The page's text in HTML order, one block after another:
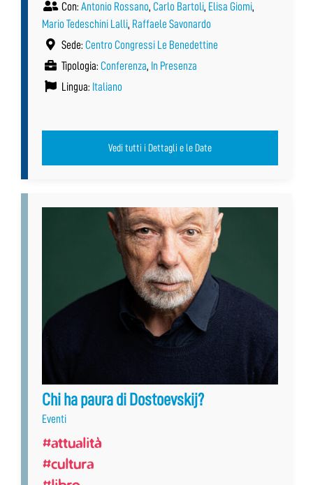
Con: Antonio Rossano, Carlo Bartoli, Elisa Giomi,
Mario Tedeschini Lalli, Raffaele Savonardo
Sede: Centro Congressi Le Benedettine
Tipologia: Conferenza, In Presenza
Lingua: Italiano
Vedi tutti i Dettagli e le Date
Chi ha paura di Dostoevskij?
Eventi
#attualità
#cultura